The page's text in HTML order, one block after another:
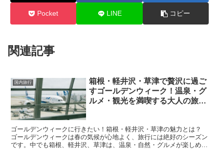
Pocket LINE コピー
関連記事
国内旅行
箱根・軽井沢・草津で贅沢に過ご
すゴールデンウィーク！温泉・グ
ルメ・観光を満喫する大人の旅行
ゴールデンウィークに行きたい！箱根・軽井沢・草津の魅力とは？
ゴールデンウィークは春の気候が心地よく、旅行には絶好のシーズン
です。中でも箱根、軽井沢、草津は、温泉・自然・グルメが楽しめる